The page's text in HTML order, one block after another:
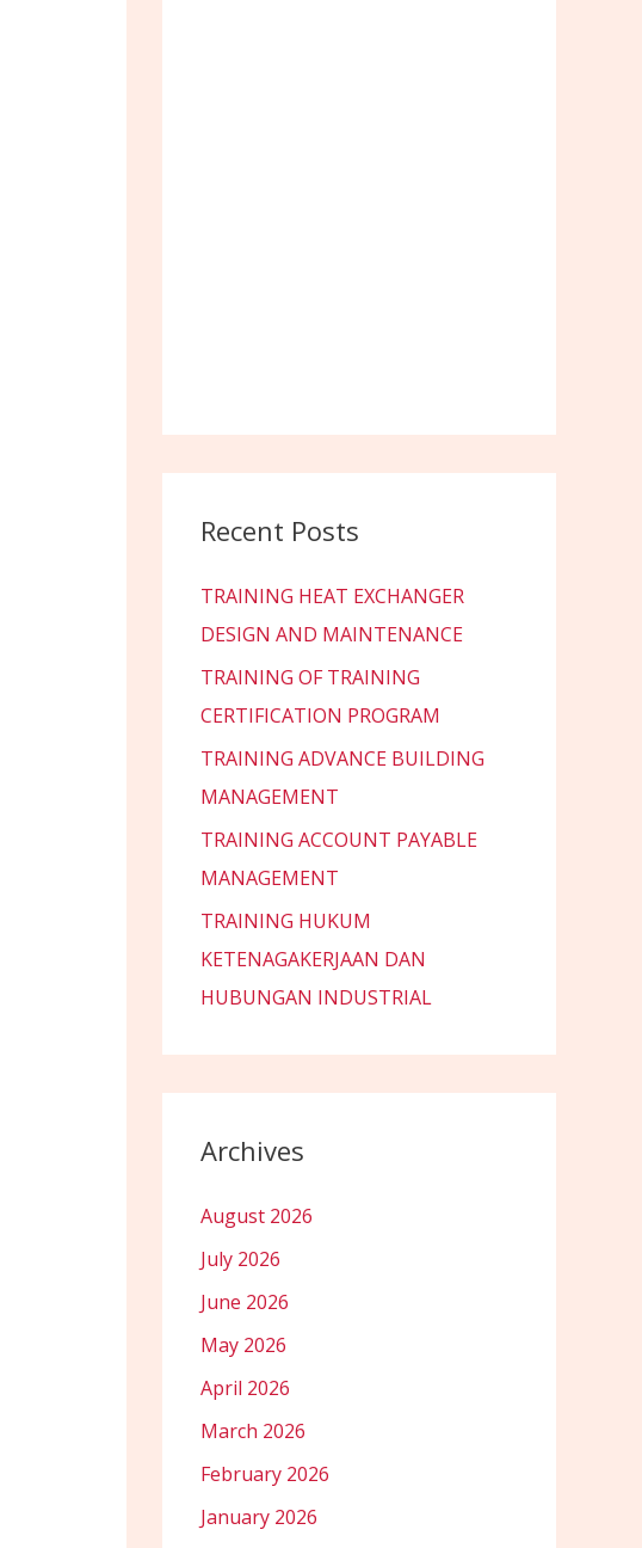
Recent Posts
TRAINING HEAT EXCHANGER
DESIGN AND MAINTENANCE
TRAINING OF TRAINING
CERTIFICATION PROGRAM
TRAINING ADVANCE BUILDING
MANAGEMENT
TRAINING ACCOUNT PAYABLE
MANAGEMENT
TRAINING HUKUM
KETENAGAKERJAAN DAN
HUBUNGAN INDUSTRIAL
Archives
August 2026
July 2026
June 2026
May 2026
April 2026
March 2026
February 2026
January 2026